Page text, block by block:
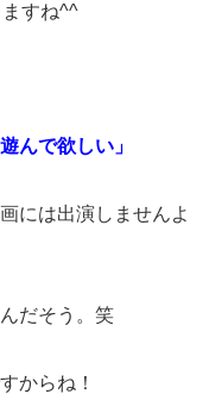
すね^^
んで欲しい」
には出演しませんよ
だそう。笑
からね！